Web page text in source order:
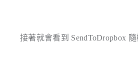
接著就會看到 SendToDropbox